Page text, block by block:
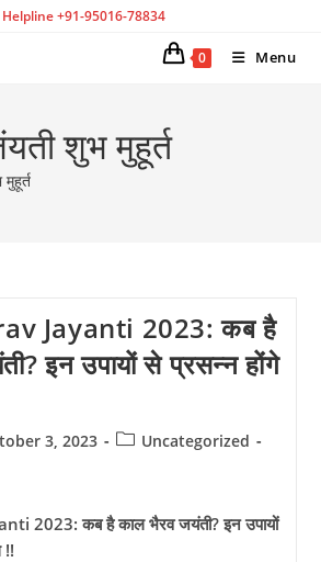
+91-95016-78834
0 Menu
शुभ मुहूर्त
Jayanti 2023: कब है
इन उपायों से प्रसन्न होंगे
3, 2023
PostUncategorized
2023: कब है काल भैरव जयंती? इन उपायों
!!